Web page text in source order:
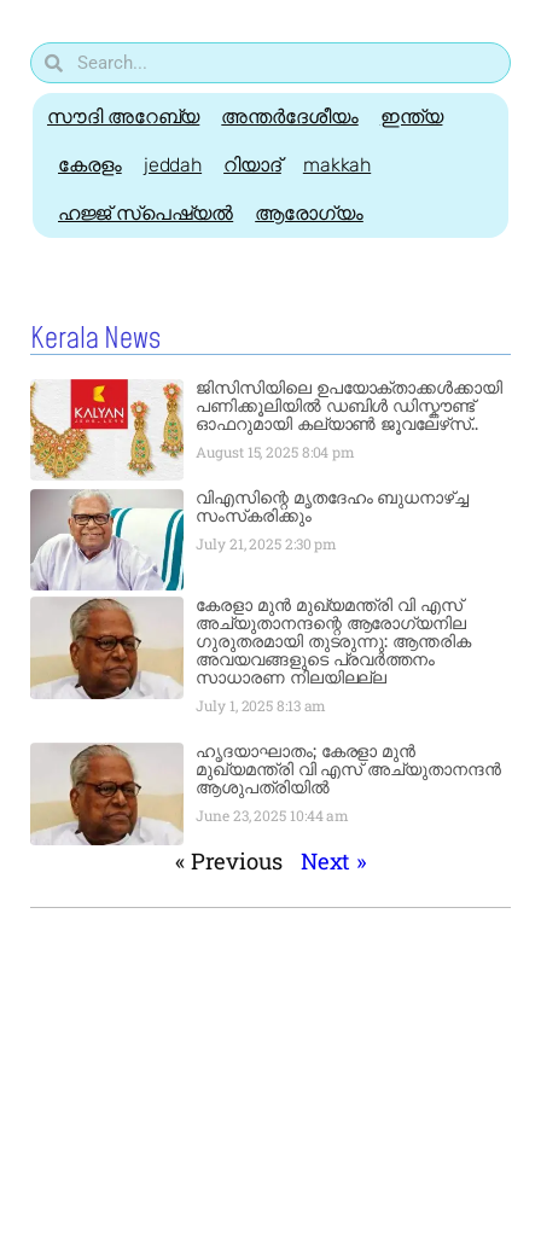
സൗദി അറേബ്യ അന്തർദേശീയം ഇന്ത്യ
കേരളം jeddah റിയാദ് makkah
ഹജ്ജ്‌ സ്പെഷ്യൽ ആരോഗ്യം
Kerala News
ജിസിസിയിലെ ഉപയോക്താക്കൾക്കായി
പണിക്കൂലിയിൽ ഡബിൾ ഡിസ്കൗണ്ട്
ഓഫറുമായി കല്യാൺ ജൂവലേഴ്‌സ്..
August 15, 20258:04 pm
വിഎസിന്റെ മൃതദേഹം ബുധനാഴ്ച്ച
സംസ്‌കരിക്കും
July 21, 20252:30 pm
കേരളാ മുൻ മുഖ്യമന്ത്രി വി എസ്
അച്യുതാനന്ദന്റെ ആരോഗ്യനില
ഗുരുതരമായി തുടരുന്നു: ആന്തരിക
അവയവങ്ങളുടെ പ്രവർത്തനം
സാധാരണ നിലയിലല്ല
July 1, 20258:13 am
ഹൃദയാഘാതം; കേരളാ മുൻ
മുഖ്യമന്ത്രി വി എസ് അച്യുതാനന്ദൻ
ആശുപത്രിയിൽ
June 23, 2025 10:44 am
« Previous Next »